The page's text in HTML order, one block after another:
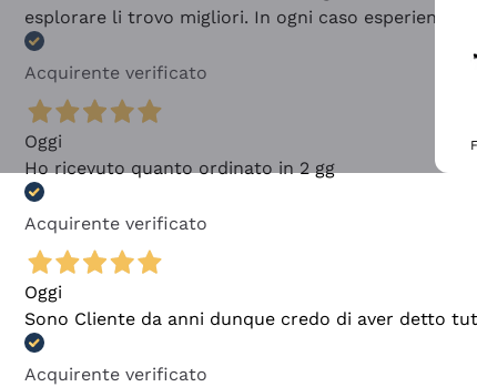
esplorare li trovo migliori. In ogni caso esperienza
Acquirente verificato
Oggi
Ho ricevuto quanto ordinato in 2 gg
Acquirente verificato
Oggi
Sono Cliente da anni dunque credo di aver detto
Acquirente verificato